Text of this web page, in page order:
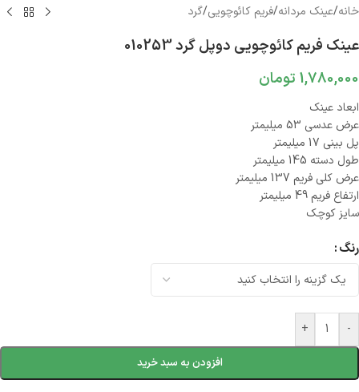
خانه/عینک مردانه/فریم کائوچویی/گرد
عینک فریم کائوچویی دوپل گرد 010253
1,780,000 تومان
ابعاد عینک
عرض عدسی 53 میلیمتر
پل بینی 17 میلیمتر
طول دسته 145 میلیمتر
عرض کلی فریم 137 میلیمتر
ارتفاع فریم 49 میلیمتر
سایز کوچک
رنگ
-
+
افزودن به سبد خرید